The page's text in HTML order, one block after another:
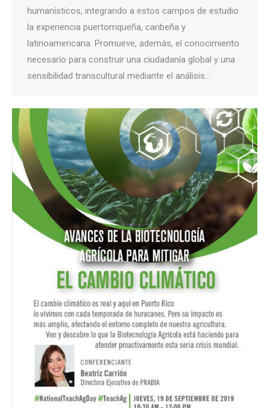
humanísticos, integrando a estos campos de estudio
la experiencia puertorriqueña, caribeña y
latinoamericana. Promueve, además, el conocimiento
necesario para construir una ciudadanía global y una
sensibilidad transcultural mediante el análisis…